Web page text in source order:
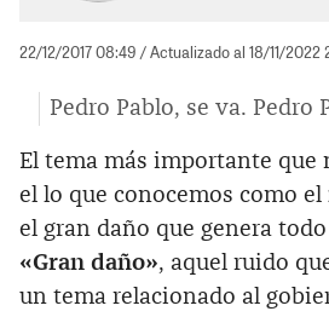
22/12/2017 08:49 / Actualizado al 18/11/2022
Pedro Pablo, se va. Pedro
El tema más importante que
el lo que conocemos como el
el gran daño que genera
«Gran daño», aquel ruido
un tema relacionado al